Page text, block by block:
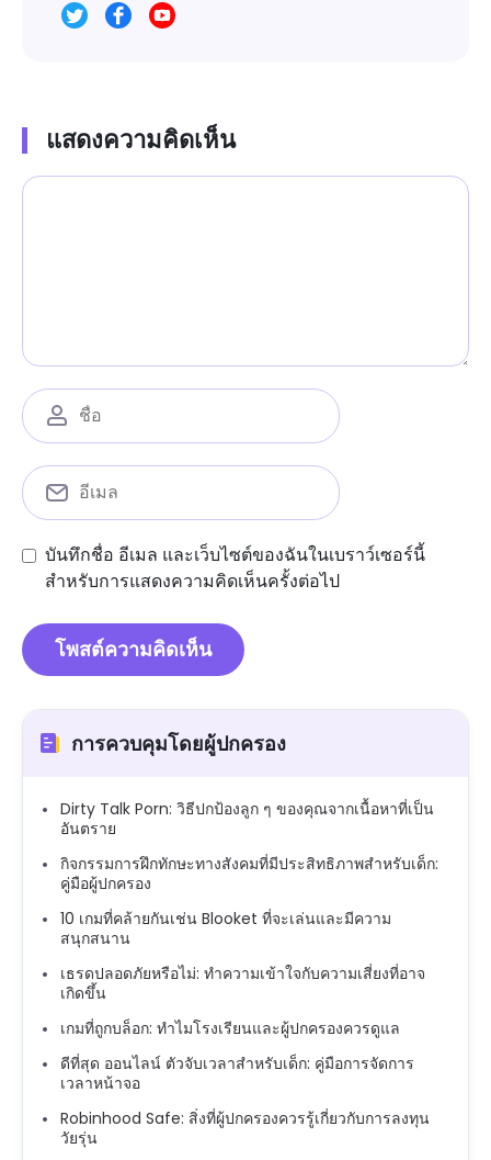
แสดงความคิดเห็น
บันทึกชื่อ อีเมล และเว็บไซต์ของฉันในเบราว์เซอร์นี้
สำหรับการแสดงความคิดเห็นครั้งต่อไป
การควบคุมโดยผู้ปกครอง
Dirty Talk Porn: วิธีปกป้องลูก ๆ ของคุณจากเนื้อหาที่เป็น
อันตราย
กิจกรรมการฝึกทักษะทางสังคมที่มีประสิทธิภาพสำหรับเด็ก:
คู่มือผู้ปกครอง
10 เกมที่คล้ายกันเช่น Blooket ที่จะเล่นและมีความ
สนุกสนาน
เธรดปลอดภัยหรือไม่: ทำความเข้าใจกับความเสี่ยงที่อาจ
เกิดขึ้น
เกมที่ถูกบล็อก: ทำไมโรงเรียนและผู้ปกครองควรดูแล
ดีที่สุด ออนไลน์ ตัวจับเวลาสำหรับเด็ก: คู่มือการจัดการ
เวลาหน้าจอ
Robinhood Safe: สิ่งที่ผู้ปกครองควรรู้เกี่ยวกับการลงทุน
วัยรุ่น